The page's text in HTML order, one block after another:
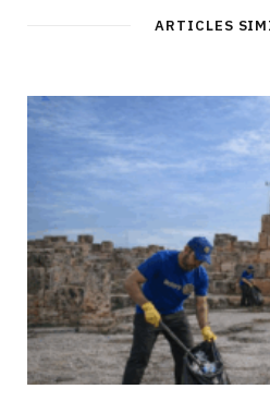
ARTICLES